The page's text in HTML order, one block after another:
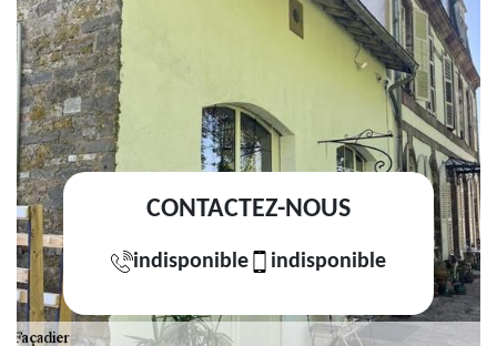
CONTACTEZ-NOUS
indisponible indisponible